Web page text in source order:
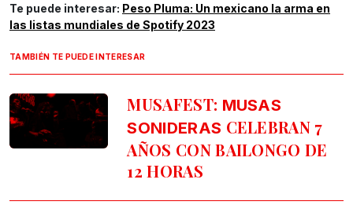
Te puede interesar: Peso Pluma: Un mexicano la arma en
las listas mundiales de Spotify 2023
TAMBIÉN TE PUEDE INTERESAR
MUSAFEST: MUSAS
SONIDERAS CELEBRAN 7
AÑOS CON BAILONGO DE
12 HORAS